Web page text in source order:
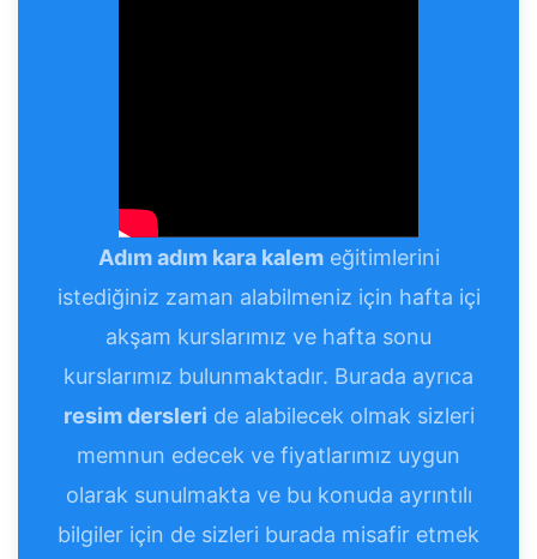
Adım adım kara kalemeğitimlerini
istediğiniz zaman alabilmeniz için hafta içi
akşam kurslarımız ve hafta sonu
kurslarımız bulunmaktadır. Burada ayrıca
resim dersleri de alabilecek olmak sizleri
memnun edecek ve fiyatlarımız uygun
olarak sunulmakta ve bu konuda ayrıntılı
bilgiler için de sizleri burada misafir etmek